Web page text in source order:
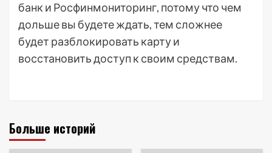
банк и Росфинмониторинг, потому что чем
дольше вы будете ждать, тем сложнее
будет разблокировать карту и
восстановить доступ к своим средствам.
Больше историй